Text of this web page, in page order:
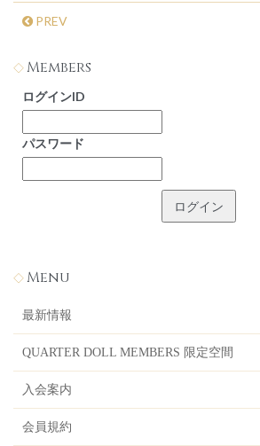
PREV
Members
ログインID
パスワード
Menu
最新情報
QUARTER DOLL MEMBERS 限定空間
入会案内
会員規約